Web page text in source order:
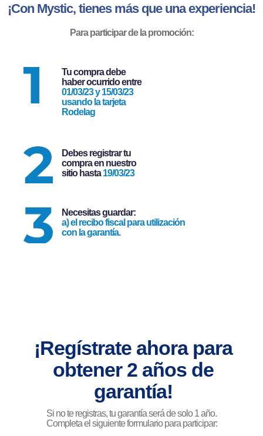
¡Con Mystic, tienes más que una experiencia!
Para participar de la promoción:
Tu compra debe
haber ocurrido entre
01/03/23 y 15/03/23
usando la tarjeta
Rodelag
Debes registrar tu
compra en nuestro
sitio hasta19/03/23
Necesitas guardar:
a) el recibo fiscal para utilización
con la garantía.
¡Regístrate ahora para
obtener 2 años de
garantía!
Si no te registras, tu garantía será de solo 1 año.
Completa el siguiente formulario para participar: